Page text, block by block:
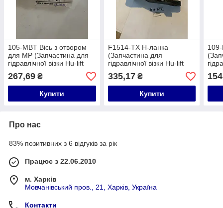
105-MBT Вісь з отвором
для МР (Запчастина для
гідравлічної візки Hu-lift
HP-20, HP-25, HP-30, TX-
20, TX-25, TX-30)
267,69 ₴
Купити
F1514-TX Н-ланка
(Запчастина для
гідравлічної візки Hu-lift
HP-20, HP-25, HP-30, TX-
20, TX-25, TX-30)
335,17₴
Купити
HP-
20,
Про нас
83% позитивних з 6 відгуків за рік
Працює з 22.06.2010
м. Харків
Мовчанівський пров., 21, Харків, Україна
Контакти